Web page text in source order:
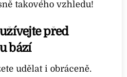
takového vzhledu!
před
bází
udělat i obráceně.